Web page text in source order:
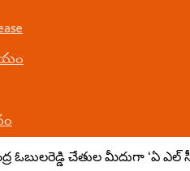
ఓబులరెడ్డి చేతుల మీదుగా ‘ఏ